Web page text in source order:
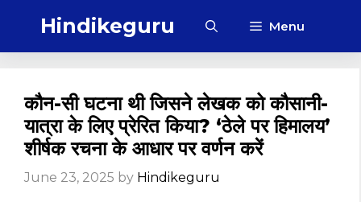
Hindikeguru Menu
कौन-सी घटना थी जिसने लेखक को कौसानी-
यात्रा के लिए प्रेरित किया? ‘ठेले पर हिमालय’
शीर्षक रचना के आधार पर वर्णन करें
June 23, 2025 by Hindikeguru